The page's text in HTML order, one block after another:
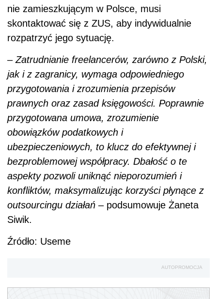
nie zamieszkującym w Polsce, musi
skontaktować się z ZUS, aby indywidualnie
rozpatrzyć jego sytuację.
– Zatrudnianie freelancerów, zarówno z Polski,
jak i z zagranicy, wymaga odpowiedniego
przygotowania i zrozumienia przepisów
prawnych oraz zasad księgowości. Poprawnie
przygotowana umowa, zrozumienie
obowiązków podatkowych i
ubezpieczeniowych, to klucz do efektywnej i
bezproblemowej współpracy. Dbałość o te
aspekty pozwoli uniknąć nieporozumień i
konfliktów, maksymalizując korzyści płynące z
outsourcingu działań – podsumowuje Żaneta
Siwik.
Źródło: Useme
AUTOPROMOCJA